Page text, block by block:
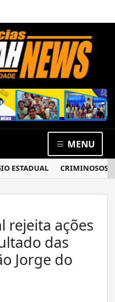
MENU
CRIMINOSOS
rejeita ações
das
Jorge do